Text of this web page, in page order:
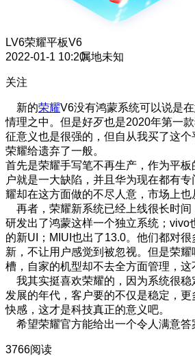
LV6荣耀平板V6
2022-01-1 10:20属地未知
关注
新的荣耀V6没有鸿蒙系统可以说是
情理之中。但是好歹也是2020年第一
征意义也是很强的，但自从我买了这
荣耀给遗弃了一般。
首先是荣耀手写笔不再生产，作为平
户就是一大缺陷，并且华为现在都有
耀却在这方面做的不尽人意，市场上
再者，荣耀新系统已经上线很长时间
研发出了鸿蒙这样一个独立系统；vivo
的新UI；MIUI也出了13.0。他们都对
新，不让用户感觉到被忽视。但是荣
槽，自家的机型却不去全方面管理，
我其实挺喜欢荣耀的，因为系统很稳
发展的年代，客户要的不仅是稳定，
快感，这才是科技真正的意义吧。
希望荣耀官方能给出一个令人满意答
3766阅读